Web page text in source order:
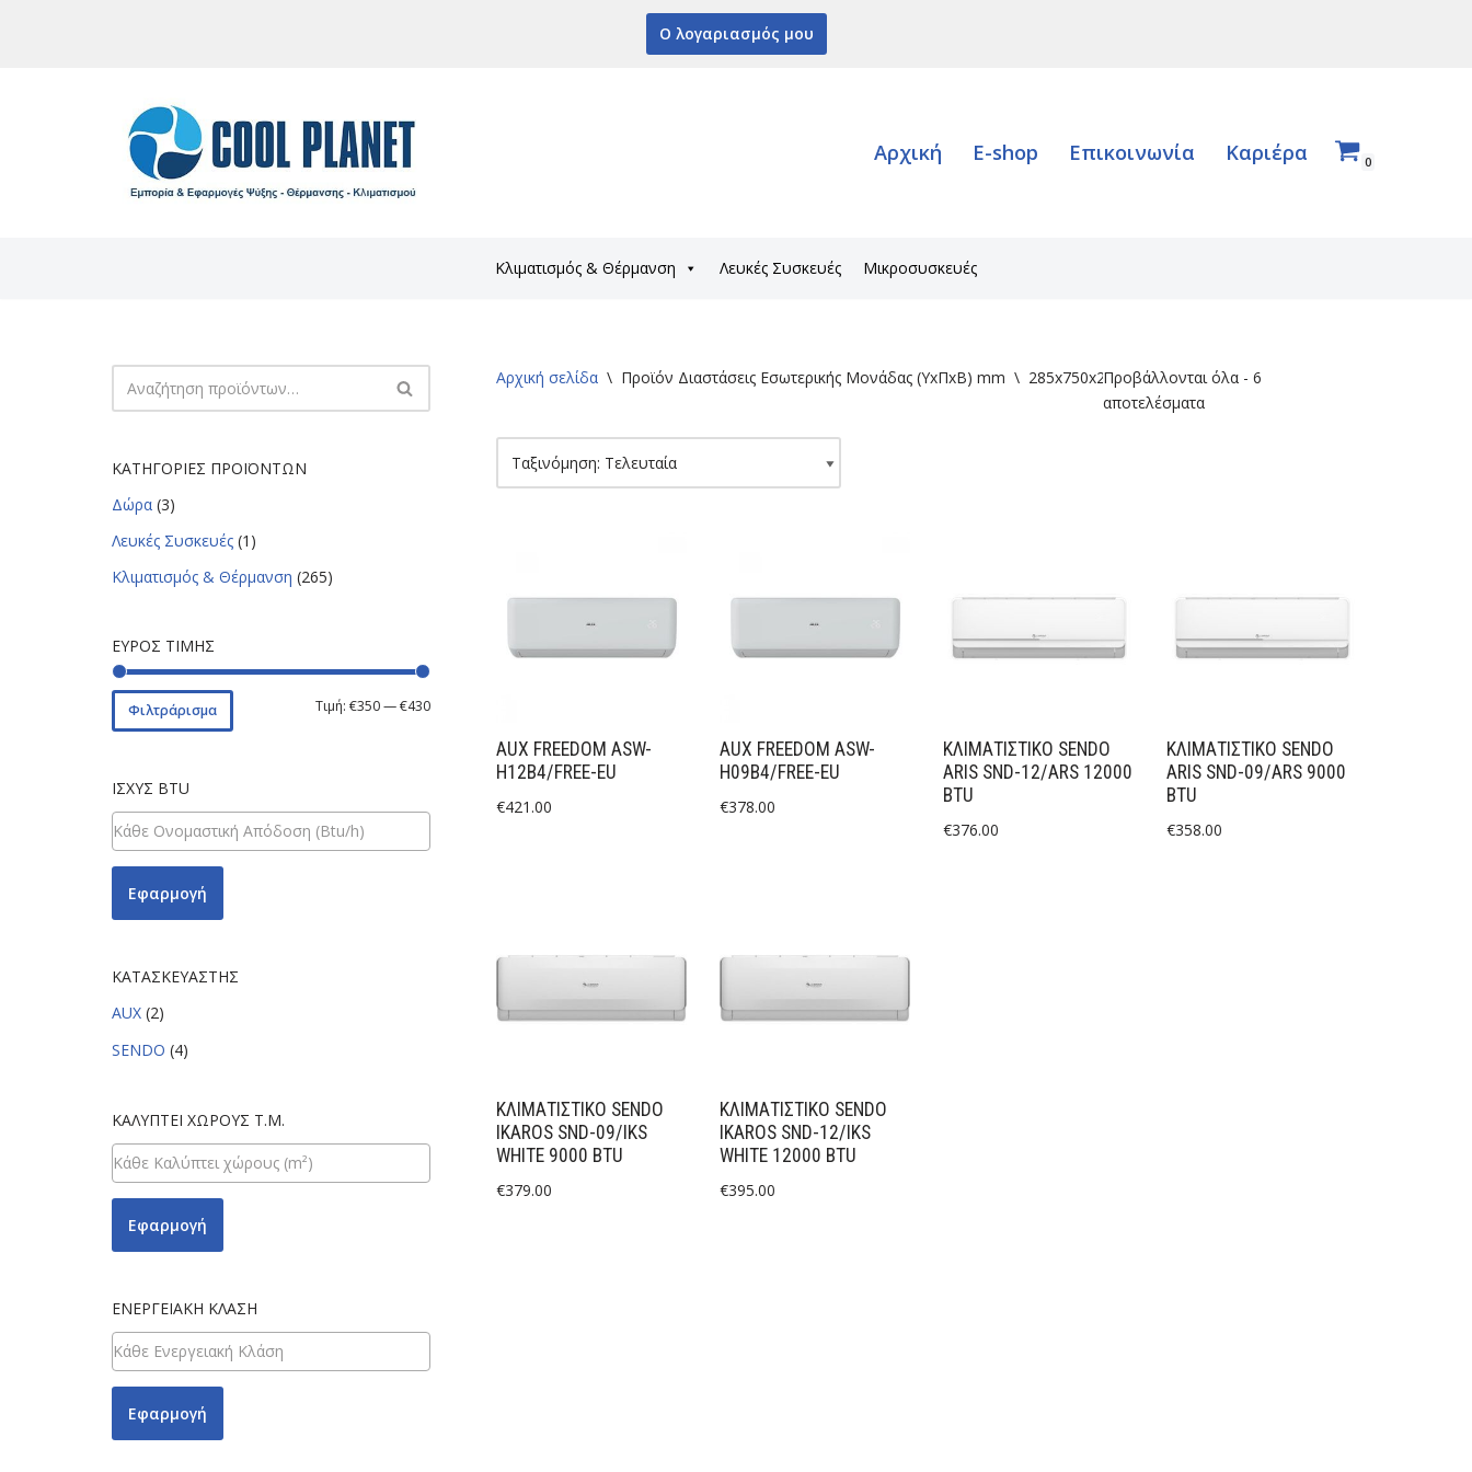
Ο λογαριασμός μου
Αρχική E-shop Επικοινωνία Καριέρα 0
Κλιματισμός & Θέρμανση Λευκές Συσκευές Μικροσυσκευές
ΚΑΤΗΓΟΡΊΕΣ ΠΡΟΪΌΝΤΩΝ
Δώρα (3)
Λευκές Συσκευές (1)
Κλιματισμός & Θέρμανση (265)
ΕΎΡΟΣ ΤΙΜΉΣ
Φιλτράρισμα Τιμή: €350—€430
ΙΣΧΎΣ BTU
Εφαρμογή
ΚΑΤΑΣΚΕΥΑΣΤΉΣ
AUX (2)
SENDO (4)
ΚΑΛΎΠΤΕΙ ΧΏΡΟΥΣ Τ.Μ.
Εφαρμογή
ΕΝΕΡΓΕΙΑΚΉ ΚΛΆΣΗ
Εφαρμογή
Αρχική σελίδα \ Προϊόν Διαστάσεις Εσωτερικής Μονάδας (ΥxΠxΒ) mm \ 285x750x200Προβάλλονται όλα - 6
αποτελέσματα
AUX FREEDOM ASW-
H12B4/FREE-EU
€421.00
AUX FREEDOM ASW-
H09B4/FREE-EU
€378.00
ΚΛΙΜΑΤΙΣΤΙΚΟ SENDO
ARIS SND-12/ARS 12000
BTU
€376.00
ΚΛΙΜΑΤΙΣΤΙΚΟ SENDO
ARIS SND-09/ARS 9000
BTU
€358.00
ΚΛΙΜΑΤΙΣΤΙΚΟ SENDO
IKAROS SND-09/IKS
WHITE 9000 BTU
€379.00
ΚΛΙΜΑΤΙΣΤΙΚΟ SENDO
IKAROS SND-12/IKS
WHITE 12000 BTU
€395.00